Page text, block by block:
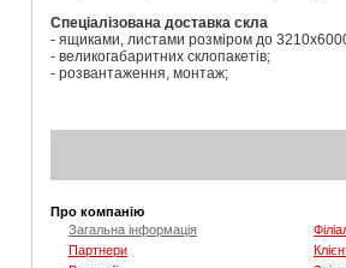
Спеціалізована доставка скла
- ящиками, листами розміром до
- великогабаритних склопакетів;
- розвантаження, монтаж;
Про компанію
Загальна інформація
Партнери